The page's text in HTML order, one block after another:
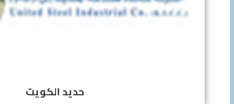
حديد الكويت